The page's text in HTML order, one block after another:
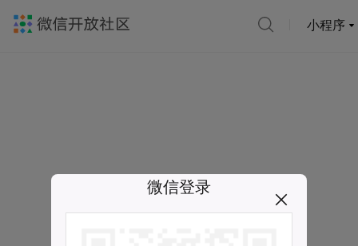
小程序
微信登录